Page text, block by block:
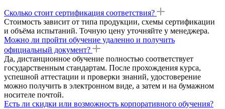
Сколько стоит сертификация соответствия?
Стоимость зависит от типа продукции, схемы сертификации
и объёма испытаний. Точную цену уточняйте у менеджера.
Можно ли пройти обучение удаленно и получить
официальный документ?
Да, дистанционное обучение полностью соответствует
государственным стандартам. После прохождения курса,
успешной аттестации и проверки знаний, удостоверение
можно получить в электронном виде, а затем и на бумажном
носителе почтой.
Есть ли скидки или возможность корпоративного обучения?